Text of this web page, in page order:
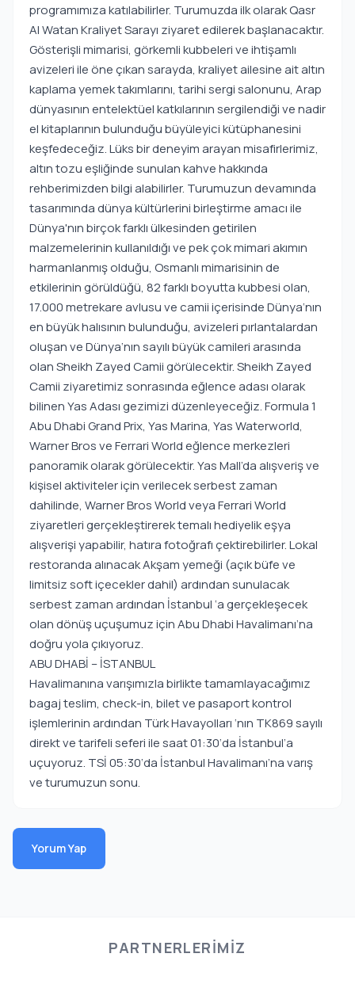
programımıza katılabilirler. Turumuzda ilk olarak Qasr
Al Watan Kraliyet Sarayı ziyaret edilerek başlanacaktır.
Gösterişli mimarisi, görkemli kubbeleri ve ihtişamlı
avizeleri ile öne çıkan sarayda, kraliyet ailesine ait altın
kaplama yemek takımlarını, tarihi sergi salonunu, Arap
dünyasının entelektüel katkılarının sergilendiği ve nadir
el kitaplarının bulunduğu büyüleyici kütüphanesini
keşfedeceğiz. Lüks bir deneyim arayan misafirlerimiz,
altın tozu eşliğinde sunulan kahve hakkında
rehberimizden bilgi alabilirler. Turumuzun devamında
tasarımında dünya kültürlerini birleştirme amacı ile
Dünya'nın birçok farklı ülkesinden getirilen
malzemelerinin kullanıldığı ve pek çok mimari akımın
harmanlanmış olduğu, Osmanlı mimarisinin de
etkilerinin görüldüğü, 82 farklı boyutta kubbesi olan,
17.000 metrekare avlusu ve camii içerisinde Dünya‘nın
en büyük halısının bulunduğu, avizeleri pırlantalardan
oluşan ve Dünya‘nın sayılı büyük camileri arasında
olan Sheikh Zayed Camii görülecektir. Sheikh Zayed
Camii ziyaretimiz sonrasında eğlence adası olarak
bilinen Yas Adası gezimizi düzenleyeceğiz. Formula 1
Abu Dhabi Grand Prix, Yas Marina, Yas Waterworld,
Warner Bros ve Ferrari World eğlence merkezleri
panoramik olarak görülecektir. Yas Mall’da alışveriş ve
kişisel aktiviteler için verilecek serbest zaman
dahilinde, Warner Bros World veya Ferrari World
ziyaretleri gerçekleştirerek temalı hediyelik eşya
alışverişi yapabilir, hatıra fotoğrafı çektirebilirler. Lokal
restoranda alınacak Akşam yemeği (açık büfe ve
limitsiz soft içecekler dahil) ardından sunulacak
serbest zaman ardından İstanbul ‘a gerçekleşecek
olan dönüş uçuşumuz için Abu Dhabi Havalimanı’na
doğru yola çıkıyoruz.
ABU DHABİ – İSTANBUL
Havalimanına varışımızla birlikte tamamlayacağımız
bagaj teslim, check-in, bilet ve pasaport kontrol
işlemlerinin ardından Türk Havayolları ‘nın TK869 sayılı
direkt ve tarifeli seferi ile saat 01:30‘da İstanbul’a
uçuyoruz. TSİ 05:30‘da İstanbul Havalimanı’na varış
ve turumuzun sonu.
Yorum Yap
PARTNERLERIMIZ